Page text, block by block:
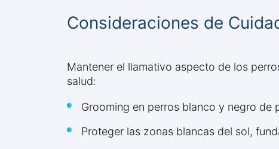
Consideraciones de
Mantener el llamativo aspecto de los
salud:
Grooming en perros blanco y negro de
Proteger las zonas blancas del sol,